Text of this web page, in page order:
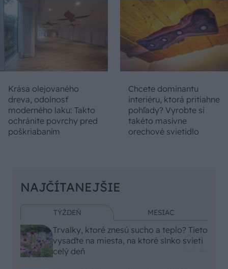
Krása olejovaného
dreva, odolnosť
moderného laku: Takto
ochránite povrchy pred
poškriabaním
Chcete dominantu
interiéru, ktorá pritiahne
pohľady? Vyrobte si
takéto masívne
orechové svietidlo
NAJČÍTANEJŠIE
TÝŽDEŇ MESIAC
Trvalky, ktoré znesú sucho a teplo? Tieto
vysaďte na miesta, na ktoré slnko svieti
celý deň